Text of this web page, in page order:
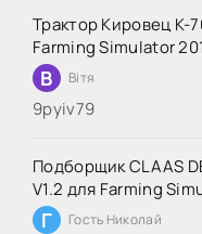
Трактор Кировец К-
Farming Simulator
В Вітя
9руіv79
Подборщик CLAAS
V1.2 для Farming
Г Гость Николай